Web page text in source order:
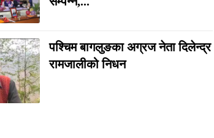
पश्चिम बागलुङका अग्रज नेता दिलेन्द्र
रामजालीको निधन